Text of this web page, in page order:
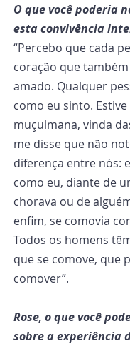
O que você poderia
esta convivência
“Percebo que cada
coração que
amado. Qualquer
como eu sinto.
muçulmana, vinda
me disse que não
diferença entre nós:
como eu, diante de
chorava ou de
enfim, se comovia
Todos os homens
que se comove, que
comover”.
Rose, o que você
sobre a experiência